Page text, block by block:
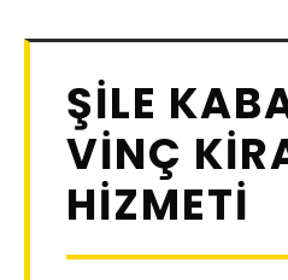
ŞILE
VINÇ
HIZMETI